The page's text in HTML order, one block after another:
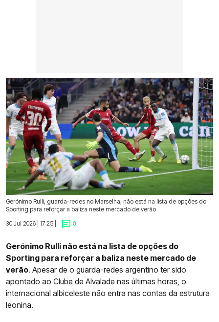
Gerónimo Rulli, guarda-redes no Marselha, não está na lista de opções do
Sporting para reforçar a baliza neste mercado de verão
30 Jul 2026 | 17:25 |
0
Gerónimo Rulli não está na lista de opções do
Sporting para reforçar a baliza neste mercado de
verão. Apesar de o guarda-redes argentino ter sido
apontado ao Clube de Alvalade nas últimas horas, o
internacional albiceleste não entra nas contas da estrutura
leonina.